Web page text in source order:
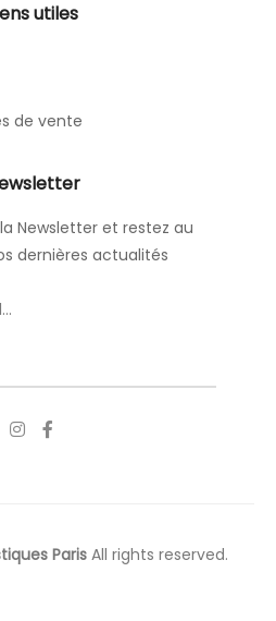
utiles
de vente
Newsletter et restez au
dernières actualités
ParisAll rights reserved.